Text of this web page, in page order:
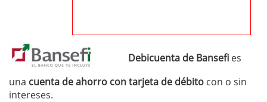
Debicuenta de Bansefi es
una cuenta de ahorro con tarjeta de débito con o sin
intereses.